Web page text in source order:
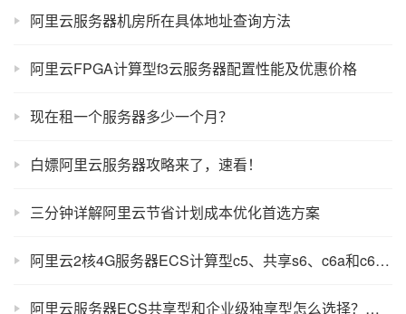
阿里云服务器机房所在具体地址查询方法
阿里云FPGA计算型f3云服务器配置性能及优惠价格
现在租一个服务器多少一个月？
白嫖阿里云服务器攻略来了，速看！
三分钟详解阿里云节省计划成本优化首选方案
阿里云2核4G服务器ECS计算型c5、共享s6、c6a和c6e性能区别？价格差好多
阿里云服务器ECS共享型和企业级独享型怎么选择？区别对比